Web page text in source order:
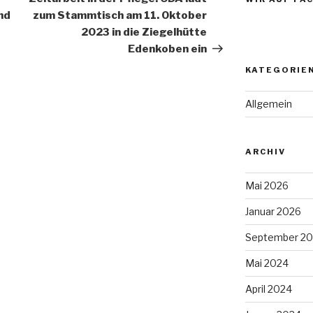
zum Stammtisch am 11. Oktober
2023 in die Ziegelhütte
Edenkoben ein
KATEGORIEN
Allgemein
ARCHIV
Mai 2026
Januar 2026
September
Mai 2024
April 2024